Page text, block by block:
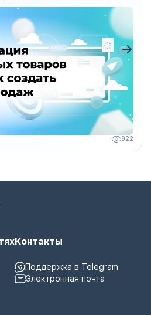
922
Контакты
Поддержка в Telegram
Электронная почта